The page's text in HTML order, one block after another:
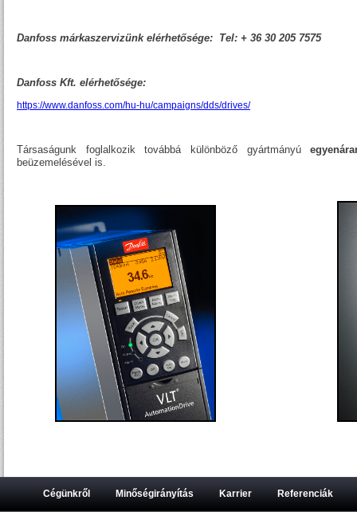
Danfoss márkaszervizünk elérhetősége: Tel: + 36 30 205 7575
Danfoss Kft. elérhetősége:
https://www.danfoss.com/hu-hu/campaigns/dds/drives/
Társaságunk foglalkozik továbbá különböző gyártmányú
beüzemelésével is.
Cégünkről Minőségirányítás Karrier Referenciák